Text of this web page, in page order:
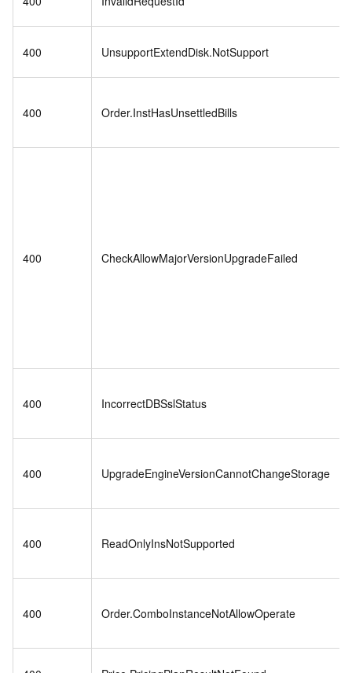
400 UnsupportExtendDisk.NotSupport
400 Order.InstHasUnsettledBills
400 CheckAllowMajorVersionUpgradeFailed
400 IncorrectDBSslStatus
400 UpgradeEngineVersionCannotChangeStorage
400 ReadOnlyInsNotSupported
400 Order.ComboInstanceNotAllowOperate